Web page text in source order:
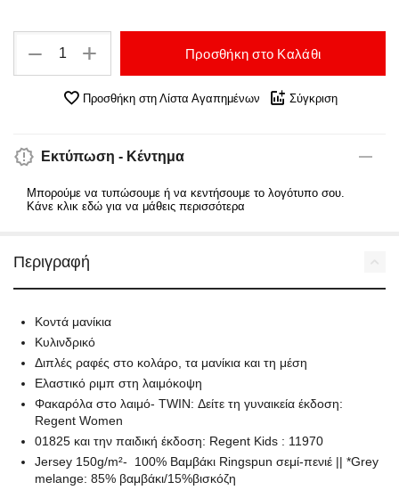
+
− Προσθήκη στο Καλάθι
Προσθήκη στη Λίστα Αγαπημένων Σύγκριση
Εκτύπωση - Κέντημα
Μπορούμε να τυπώσουμε ή να κεντήσουμε το λογότυπο σου.
Κάνε κλικ εδώ για να μάθεις περισσότερα
Περιγραφή
Κοντά μανίκια
Κυλινδρικό
Διπλές ραφές στο κολάρο, τα μανίκια και τη μέση
Ελαστικό ριμπ στη λαιμόκοψη
Φακαρόλα στο λαιμό- TWIN: Δείτε τη γυναικεία έκδοση:
Regent Women
01825 και την παιδική έκδοση: Regent Kids : 11970
Jersey 150g/m²- 100% Βαμβάκι Ringspun σεμί-πενιέ || *Grey
melange: 85% βαμβάκι/15%βισκόζη